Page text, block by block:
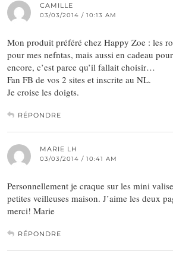
CAMILLE
03/03/2014 / 10:13 AM
Mon produit préféré chez Happy Zoe : les
pour mes nefntas, mais aussi en cadeau
encore, c’est parce qu’il fallait choisir…
Fan FB de vos 2 sites et inscrite au NL.
Je croise les doigts.
RÉPONDRE
MARIE LH
03/03/2014 / 10:41 AM
Personnellement je craque sur les mini
petites veilleuses maison. J’aime les deux
merci! Marie
RÉPONDRE